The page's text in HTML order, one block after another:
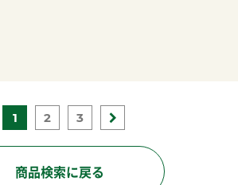
1 2 3
商品検索に戻る